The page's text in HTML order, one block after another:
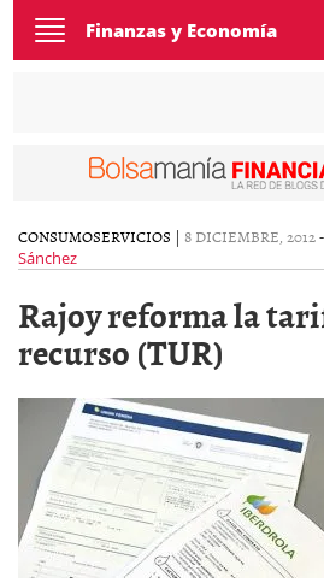
Toggle
navigation
Finanzas y Economía
CONSUMOSERVICIOS | 8 DICIEMBRE, 2012-
Sánchez
Rajoy reforma la
recurso (TUR)